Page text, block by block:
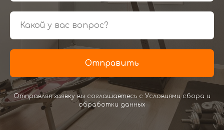
Отправить
Отправляя заявку вы соглашаетесь с Условиями сбора и
обработки данных